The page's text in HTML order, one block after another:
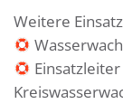
Weitere